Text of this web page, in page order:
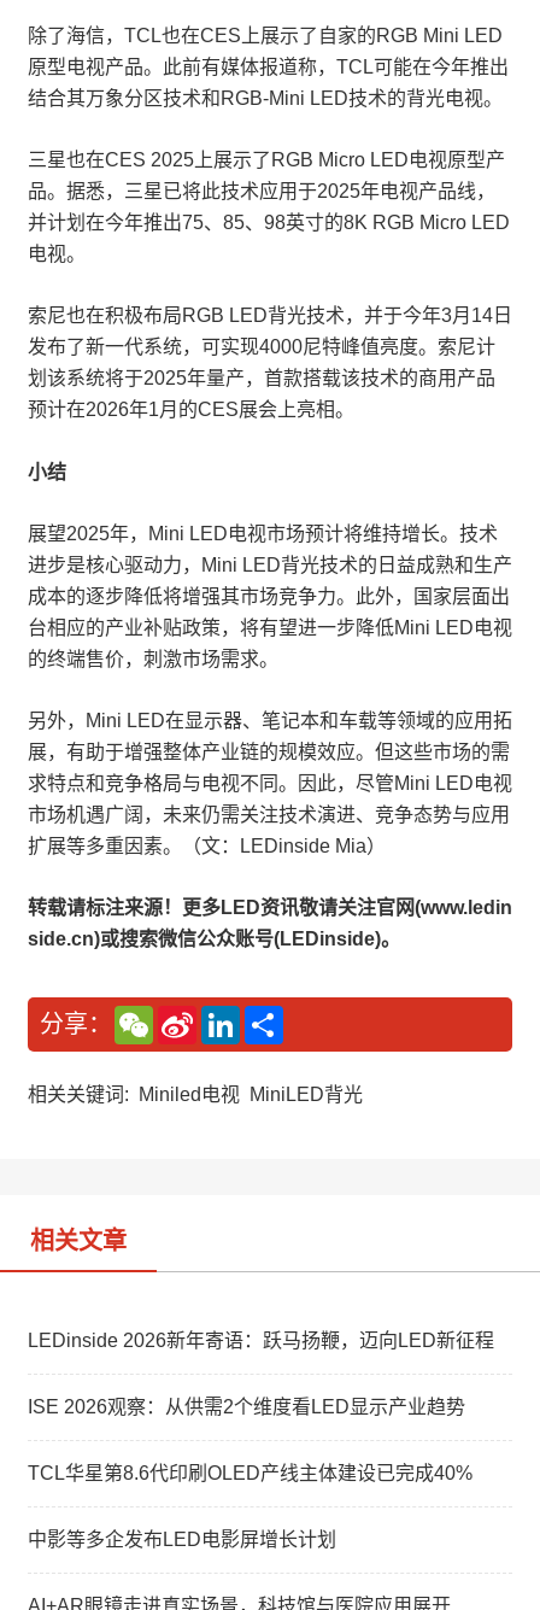
除了海信，TCL也在CES上展示了自家的RGB Mini LED
原型电视产品。此前有媒体报道称，TCL可能在今年推出
结合其万象分区技术和RGB-Mini LED技术的背光电视。
三星也在CES 2025上展示了RGB Micro LED电视原型产
品。据悉，三星已将此技术应用于2025年电视产品线，
并计划在今年推出75、85、98英寸的8K RGB Micro LED
电视。
索尼也在积极布局RGB LED背光技术，并于今年3月14日
发布了新一代系统，可实现4000尼特峰值亮度。索尼计
划该系统将于2025年量产，首款搭载该技术的商用产品
预计在2026年1月的CES展会上亮相。
小结
展望2025年，Mini LED电视市场预计将维持增长。技术
进步是核心驱动力，Mini LED背光技术的日益成熟和生产
成本的逐步降低将增强其市场竞争力。此外，国家层面出
台相应的产业补贴政策，将有望进一步降低Mini LED电视
的终端售价，刺激市场需求。
另外，Mini LED在显示器、笔记本和车载等领域的应用拓
展，有助于增强整体产业链的规模效应。但这些市场的需
求特点和竞争格局与电视不同。因此，尽管Mini LED电视
市场机遇广阔，未来仍需关注技术演进、竞争态势与应用
扩展等多重因素。（文：LEDinside Mia）
转载请标注来源！更多LED资讯敬请关注官网(www.ledin
side.cn)或搜索微信公众账号(LEDinside)。
分享：
W
e
C
a
S
n
W
L
n
e
相关关键词: Miniled电视 MiniLED背光
相关文章
LEDinside 2026新年寄语：跃马扬鞭，迈向LED新征程
ISE 2026观察：从供需2个维度看LED显示产业趋势
TCL华星第8.6代印刷OLED产线主体建设已完成40%
中影等多企发布LED电影屏增长计划
AI+AR眼镜走进真实场景，科技馆与医院应用展开